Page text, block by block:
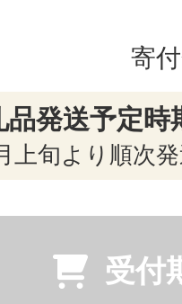
寄
品発送予定時
上旬より順次
受付